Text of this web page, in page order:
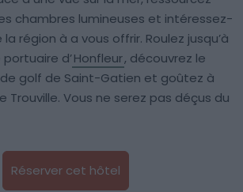
chambres lumineuses et intéressez-
région à a vous offrir. Roulez jusqu’à
d’Honfleur, découvrez le
golf de Saint-Gatien et goûtez à
Trouville. Vous ne serez pas déçus du
Réserver cet hôtel